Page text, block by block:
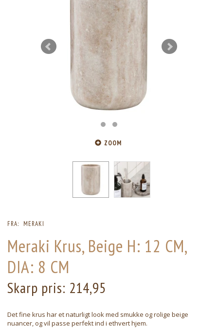
ZOOM
FRA: MERAKI
Meraki Krus, Beige H: 12 CM,
DIA: 8 CM
Skarp pris: 214,95
Det fine krus har et naturligt look med smukke og rolige beige
nuancer, og vil passe perfekt ind i ethvert hjem.